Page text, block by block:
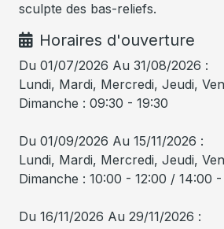
sculpte des bas-reliefs.
Horaires d'ouverture
Du 01/07/2026 Au 31/08/2026 :
Lundi, Mardi, Mercredi, Jeudi,
Dimanche : 09:30 - 19:30
Du 01/09/2026 Au 15/11/2026 :
Lundi, Mardi, Mercredi, Jeudi,
Dimanche : 10:00 - 12:00 / 14:00 -
Du 16/11/2026 Au 29/11/2026 :